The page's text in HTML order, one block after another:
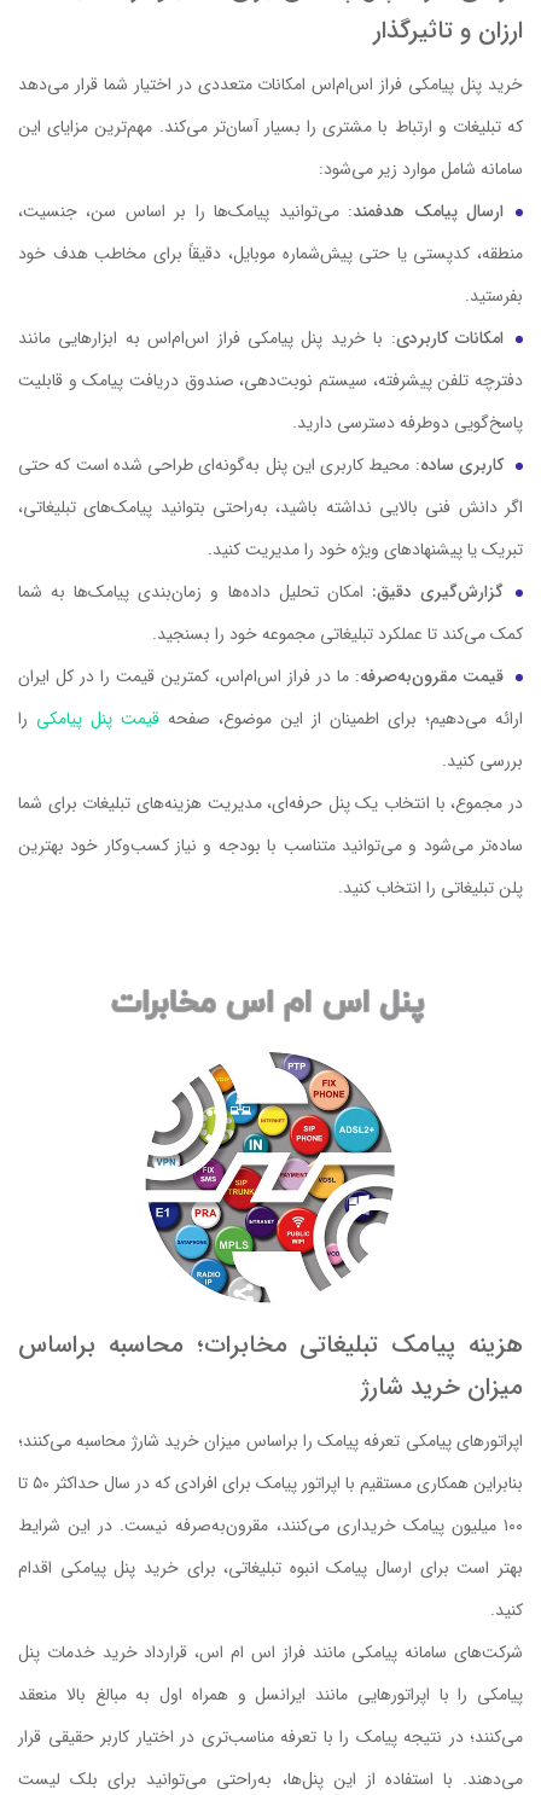
ارزان و تاثیر‌گذار
خرید پنل پیامکی فراز اس‌ام‌اس امکانات متعددی در اختیار شما قرار می‌دهد
که تبلیغات و ارتباط با مشتری را بسیار آسان‌تر می‌کند. مهم‌ترین مزایای این
سامانه شامل موارد زیر می‌شود:
ارسال پیامک هدفمند: می‌توانید پیامک‌ها را بر اساس سن، جنسیت،
منطقه، کدپستی یا حتی پیش‌شماره موبایل، دقیقاً برای مخاطب هدف خود
بفرستید.
امکانات کاربردی: با خرید پنل پیامکی فراز اس‌ام‌اس به ابزارهایی مانند
دفترچه تلفن پیشرفته، سیستم نوبت‌دهی، صندوق دریافت پیامک و قابلیت
پاسخ‌گویی دوطرفه دسترسی دارید.
کاربری ساده: محیط کاربری این پنل به‌گونه‌ای طراحی شده است که حتی
اگر دانش فنی بالایی نداشته باشید، به‌راحتی بتوانید پیامک‌های تبلیغاتی،
تبریک یا پیشنهادهای ویژه خود را مدیریت کنید.
گزارش‌گیری دقیق: امکان تحلیل داده‌ها و زمان‌بندی پیامک‌ها به شما
کمک می‌کند تا عملکرد تبلیغاتی مجموعه خود را بسنجید.
قیمت مقرون‌به‌صرفه: ما در فراز اس‌ام‌اس، کمترین قیمت را در کل ایران
ارائه می‌دهیم؛ برای اطمینان از این موضوع، صفحه قیمت پنل پیامکی را
بررسی کنید.
در مجموع، با انتخاب یک پنل حرفه‌ای، مدیریت هزینه‌های تبلیغات برای شما
ساده‌تر می‌شود و می‌توانید متناسب با بودجه و نیاز کسب‌وکار خود بهترین
پلن تبلیغاتی را انتخاب کنید.
هزینه پیامک تبلیغاتی مخابرات؛ محاسبه بر‌اساس
میزان خرید شارژ
اپراتورهای پیامکی تعرفه پیامک را براساس میزان خرید شارژ محاسبه می‌کنند؛
بنابراین همکاری مستقیم با اپراتور پیامک برای افرادی که در سال حداکثر ۵۰ تا
۱۰۰ میلیون پیامک خریداری می‌کنند، مقرون‌به‌صرفه نیست. در این شرایط
بهتر است برای ارسال پیامک انبوه تبلیغاتی، برای خرید پنل پیامکی اقدام
کنید.
شرکت‌های سامانه پیامکی مانند فراز اس ام اس، قرارداد خرید خدمات پنل
پیامکی را با اپراتور‌هایی مانند ایرانسل و همراه اول به مبالغ بالا منعقد
می‌کنند؛ در نتیجه پیامک را با تعرفه مناسب‌تری در اختیار کاربر حقیقی قرار
می‌دهند. با استفاده از این پنل‌ها، به‌راحتی می‌توانید برای بلک لیست